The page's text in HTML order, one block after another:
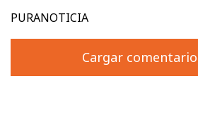
PURANOTICIA
Cargar